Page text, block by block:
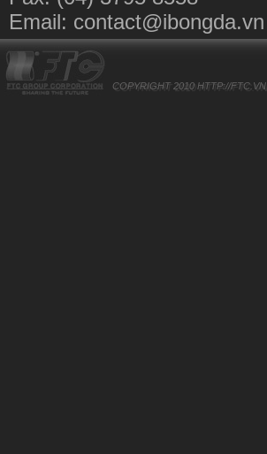
Email: contact@ibongda.vn
COPYRIGHT 2010 HTTP://FTC.VN